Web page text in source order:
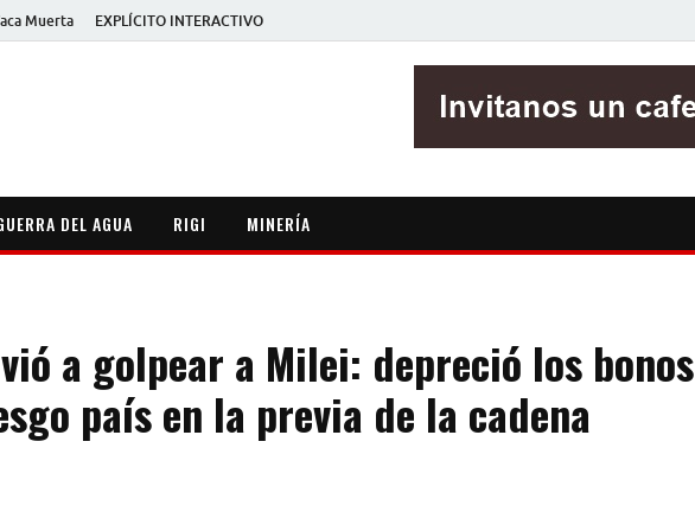
Muerta EXPLÍCITO INTERACTIVO
DEL AGUA RIGI MINERÍA
a golpear a Milei: depreció los bonos
país en la previa de la cadena